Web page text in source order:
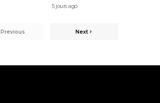
5 jours ago
Previous Next